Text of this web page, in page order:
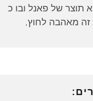
תוצר של פאנל ובו כ
זה מאהבה לחוץ,